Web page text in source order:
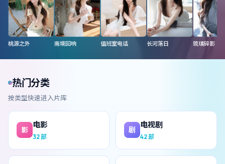
桃源之外 南境回响 值班室电话 长河落日 琉璃碎影
热门分类
按类型快速进入片库
影
电影
32部
剧
电视剧
42部